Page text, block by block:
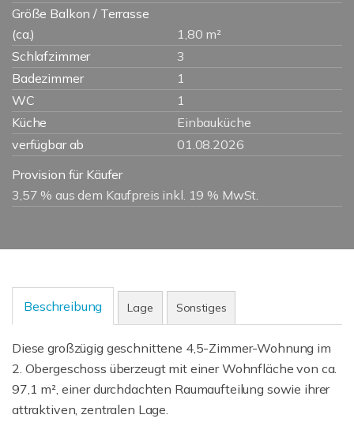
Größe Balkon / Terrasse
(ca.)
1,80 m²
Schlafzimmer
3
Badezimmer
1
WC
1
Küche
Einbauküche
verfügbar ab
01.08.2026
Provision für Käufer
3,57 % aus dem Kaufpreis inkl. 19 % MwSt.
Beschreibung Lage Sonstiges
Diese großzügig geschnittene 4,5-Zimmer-Wohnung im
2. Obergeschoss überzeugt mit einer Wohnfläche von ca.
97,1 m², einer durchdachten Raumaufteilung sowie ihrer
attraktiven, zentralen Lage.